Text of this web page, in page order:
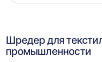
Шредер для
промышленности